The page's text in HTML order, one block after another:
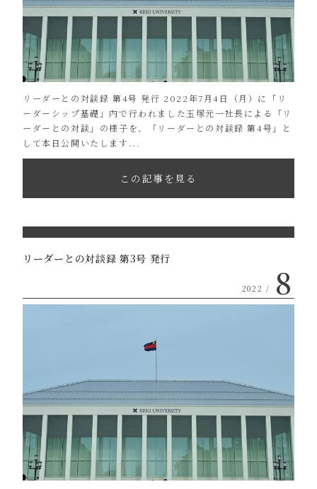
リーダーとの対談録 第4号 発行 2022年7月4日（月）に「リ
ーダーシップ基礎」内で行われました玉塚元一社長による「リ
ーダーとの対談」の様子を、「リーダーとの対談録 第4号」と
して本日公開いたします...
この記事を見る
リーダーとの対談録 第3号 発行
2022 / 8